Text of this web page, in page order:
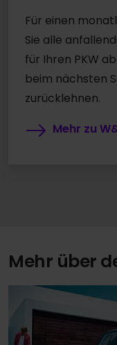
Für einen
Sie alle
für Ihren PKW
beim nächsten
zurücklehnen.
Mehr zu
Mehr über